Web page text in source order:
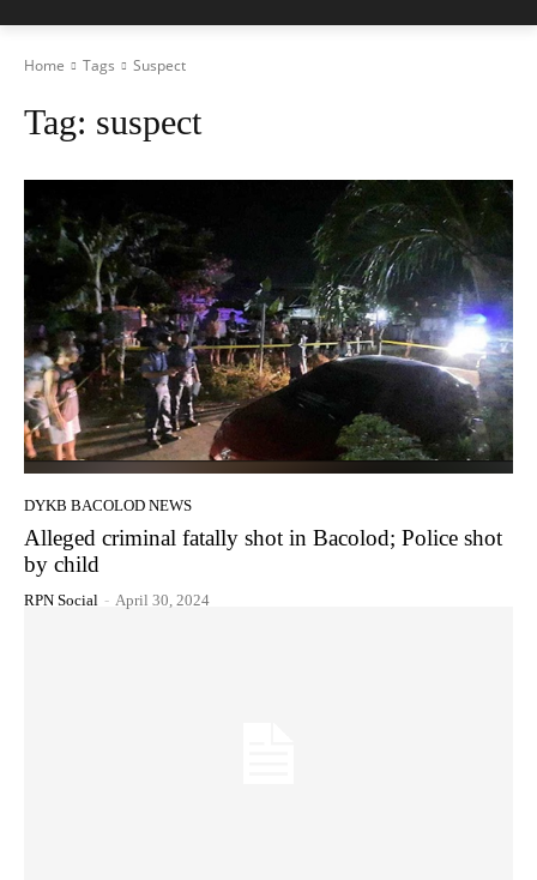
Home Tags Suspect
Tag: suspect
DYKB BACOLOD NEWS
Alleged criminal fatally shot in Bacolod; Police shot
by child
RPN Social - April 30, 2024